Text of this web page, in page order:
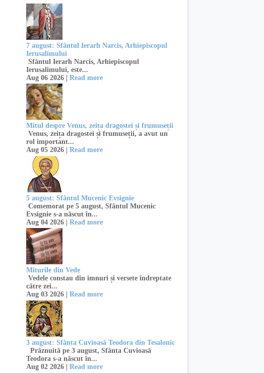
7 august: Sfântul Ierarh Narcis, Arhiepiscopul
Ierusalimului
Sfântul Ierarh Narcis, Arhiepiscopul
Ierusalimului, este...
Aug 06 2026 | Read more
Mitul despre Venus, zeița dragostei și frumuseții
Venus, zeița dragostei și frumuseții, a avut un
rol important...
Aug 05 2026 | Read more
5 august: Sfântul Mucenic Evsignie
Comemorat pe 5 august, Sfântul Mucenic
Evsignie s-a născut în...
Aug 04 2026 | Read more
Miturile din Vede
Vedele constau din imnuri și versete îndreptate
către zei...
Aug 03 2026 | Read more
3 august: Sfânta Cuvioasă Teodora din Tesalonic
Prăznuită pe 3 august, Sfânta Cuvioasă
Teodora s-a născut în...
Aug 02 2026 | Read more